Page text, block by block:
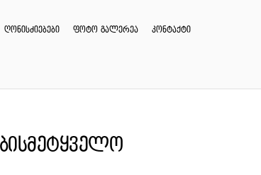
ღონისძიებები ფოტო გალერეა კონტაქტი